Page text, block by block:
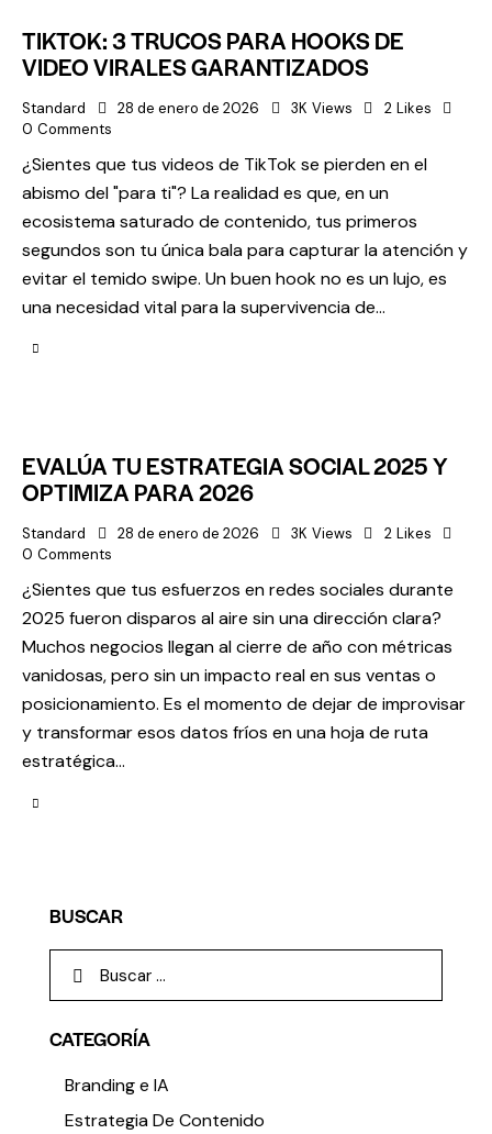
TIKTOK: 3 TRUCOS PARA HOOKS DE
VIDEO VIRALES GARANTIZADOS
Standard 28 de enero de 2026 3K Views 2 Likes
0 Comments
¿Sientes que tus videos de TikTok se pierden en el
abismo del "para ti"? La realidad es que, en un
ecosistema saturado de contenido, tus primeros
segundos son tu única bala para capturar la atención y
evitar el temido swipe. Un buen hook no es un lujo, es
una necesidad vital para la supervivencia de…
EVALÚA TU ESTRATEGIA SOCIAL 2025 Y
OPTIMIZA PARA 2026
Standard 28 de enero de 2026 3K Views 2 Likes
0 Comments
¿Sientes que tus esfuerzos en redes sociales durante
2025 fueron disparos al aire sin una dirección clara?
Muchos negocios llegan al cierre de año con métricas
vanidosas, pero sin un impacto real en sus ventas o
posicionamiento. Es el momento de dejar de improvisar
y transformar esos datos fríos en una hoja de ruta
estratégica…
BUSCAR
CATEGORÍA
Branding e IA
Estrategia De Contenido